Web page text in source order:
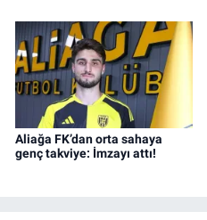
Aliağa FK’dan orta sahaya
genç takviye: İmzayı attı!